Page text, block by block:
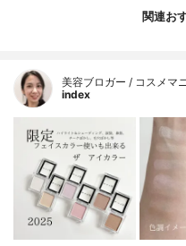
関連お
美容ブロガー / コスメマ
index